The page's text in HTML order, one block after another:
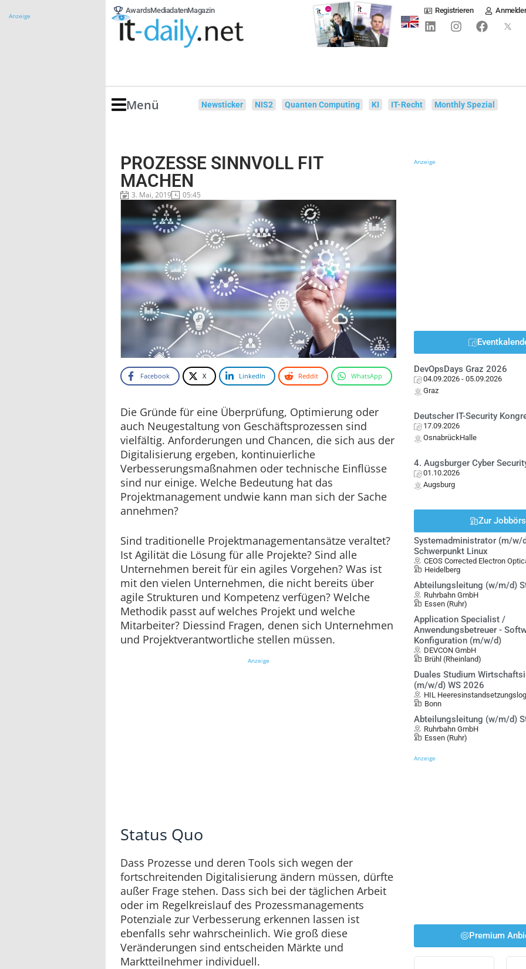
Anzeige
AwardsMediadatenMagazin Registrieren
Menü Newsticker NIS2 Quanten Computing KI IT-Recht Monthly Spezial
PROZESSE SINNVOLL FIT
MACHEN
3. Mai, 2019 05:45
Facebook X LinkedIn Reddit WhatsApp
Die Gründe für eine Überprüfung, Optimierung oder
auch Neugestaltung von Geschäftsprozessen sind
vielfältig. Anforderungen und Chancen, die sich aus der
Digitalisierung ergeben, kontinuierliche
Verbesserungsmaßnahmen oder technische Einflüsse
sind nur einige. Welche Bedeutung hat das
Projektmanagement undwie kann man sich der Sache
annehmen?
Sind traditionelle Projektmanagementansätze veraltet?
Ist Agilität die Lösung für alle Projekte? Sind alle
Unternehmen bereit für ein agiles Vorgehen? Was ist
mit den vielen Unternehmen, die nicht bereits über
agile Strukturen und Kompetenz verfügen? Welche
Methodik passt auf welches Projekt und welche
Mitarbeiter? Diessind Fragen, denen sich Unternehmen
und Projektverantwortliche stellen müssen.
Anzeige
Status Quo
Dass Prozesse und deren Tools sich wegen der
fortschreitenden Digitalisierung ändern müssen, dürfte
außer Frage stehen. Dass sich bei der täglichen Arbeit
oder im Regelkreislauf des Prozessmanagements
Potenziale zur Verbesserung erkennen lassen ist
ebenfalls sehr wahrscheinlich. Wie groß diese
Veränderungen sind entscheiden Märkte und
Marktteilnehmer individuell.
Anzeige
DevOpsDays Graz 2026
04.09.2026 - 05.09.2026
Graz
Deutscher IT-Security
17.09.2026
OsnabrückHalle
4. Augsburger Cyber
01.10.2026
Augsburg
Zur
Systemadministrator (m/w/
Schwerpunkt Linux
CEOS Corrected Electron
Heidelberg
Abteilungsleitung (w/m/d)
Ruhrbahn GmbH
Essen (Ruhr)
Application Specialist /
Anwendungsbetreuer -
Konfiguration (m/w/d)
DEVCON GmbH
Brühl (Rheinland)
Duales Studium
(m/w/d) WS 2026
HIL
Bonn
Abteilungsleitung (w/m/d)
Ruhrbahn GmbH
Essen (Ruhr)
Anzeige
Premium